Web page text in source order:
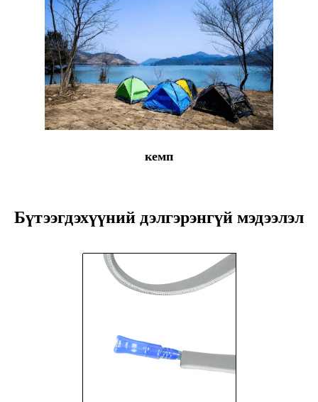
кемп
Бүтээгдэхүүний дэлгэрэнгүй мэдээлэл